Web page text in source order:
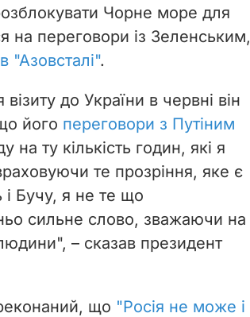
Чорне море для
на переговори із Зеленським,
"Азовсталі".
до України в червні він
його переговори з Путіним
на ту кількість годин, які я
те прозріння, яке є
і Бучу, я не те що
сильне слово, зважаючи на
– сказав президент
що "Росія не може і